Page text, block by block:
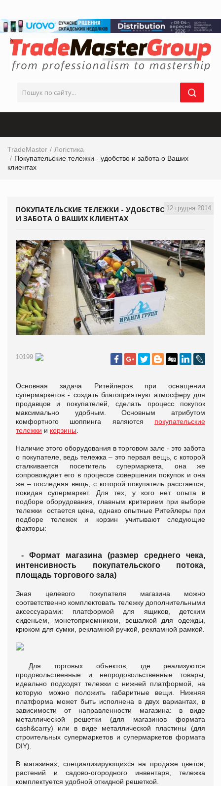
TradeMaster
Логістика
Покупательские тележки - удобство и забота о Ваших
клиентах
12 грудня 2014
ПОКУПАТЕЛЬСКИЕ ТЕЛЕЖКИ - УДОБСТВО
И ЗАБОТА О ВАШИХ КЛИЕНТАХ
10199
Основная задача Ритейлеров при оснащении
супермаркетов - создать благоприятную атмосферу для
продавцов и покупателей, сделать процесс покупок
максимально удобным. Основным атрибутом
комфортного шоппинга являются покупательские
тележки и корзины
Наличие этого оборудования в торговом зале - это забота
о покупателе, ведь тележка – это первая вещь, с которой
сталкивается посетитель супермаркета, она же
сопровождает его в процессе совершения покупок и она
же – последняя вещь, с которой покупатель расстается,
покидая супермаркет. Для тех, у кого нет опыта в
подборе оборудования, главным критерием при выборе
тележки остается цена, однако опытные Ритейлеры при
подборе тележек и корзин учитывают следующие
факторы:
- Формат магазина (размер среднего чека,
интенсивность покупательского потока,
площадь торгового зала)
Зная целевого покупателя магазина можно
соответственно комплектовать тележку дополнительными
аксессуарами: платформой для ящиков, детским
сиденьем, монетоприемником, вешалкой для одежды,
крюком для сумки, рекламной ручкой, рекламной рамкой.
Для торговых объектов, где реализуются
продовольственные и непродовольственные товары,
идеально подходят тележки с нижней платформой, на
которую можно положить габаритные вещи. Нижняя
платформа может быть исполнена в двух вариантах, в
зависимости от направленности магазина: в виде
металлической решетки (для магазинов формата
сash&сarry) или в виде металлической пластины (для
строительных супермаркетов и супермаркетов формата
DIY).
В магазинах, специализирующихся на продаже цветов,
растений и садово-огородного инвентаря, тележка
комплектуется удобной откидной решеткой.